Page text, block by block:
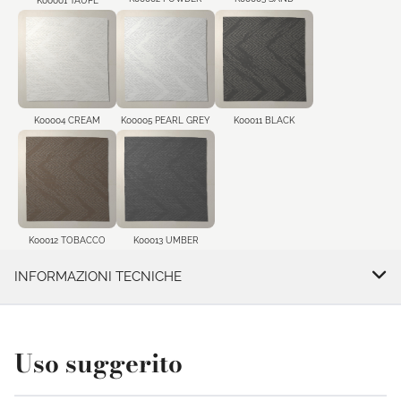
K00004 CREAM K00005 PEARL GREY K00011 BLACK
K00012 TOBACCO K00013 UMBER
INFORMAZIONI TECNICHE
Uso suggerito